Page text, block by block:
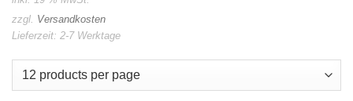
zzgl. Versandkosten
Lieferzeit: 2-7 Werktage